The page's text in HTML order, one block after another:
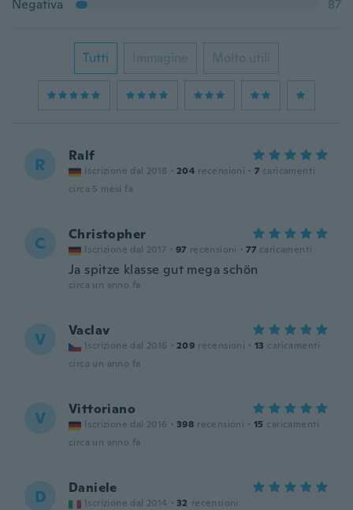
Negativa
87
Tutti Immagine Molto utili
R Ralf
Iscrizione dal 2018 · 204 recensioni · 7 caricamenti
circa 5 mesi fa
C Christopher
Iscrizione dal 2017 · 97 recensioni · 77 caricamenti
Ja spitze klasse gut mega schön
circa un anno fa
V Vaclav
Iscrizione dal 2016 · 209 recensioni · 13 caricamenti
circa un anno fa
V Vittoriano
Iscrizione dal 2016 · 398 recensioni · 15 caricamenti
circa un anno fa
D Daniele
Iscrizione dal 2014 · 32 recensioni